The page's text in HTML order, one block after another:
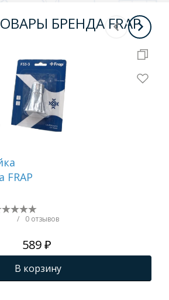
БРЕНДА FRAP
/ 0 отзывов
589 ₽
В корзину